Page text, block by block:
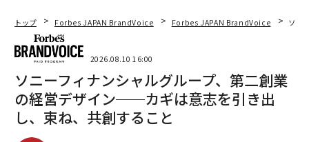
トップ Forbes JAPAN BrandVoice Forbes JAPAN BrandVoice ソニ
2026.08.10 16:00
ソニーフィナンシャルグループ、第二創業
の経営デザイン──カギは意志を引き出
し、束ね、共創すること